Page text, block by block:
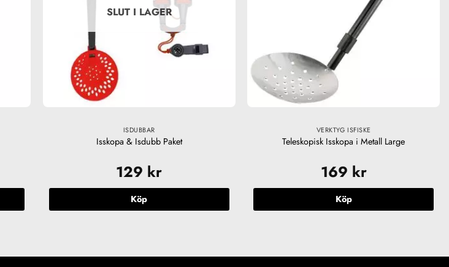
SLUT I LAGER
ISDUBBAR
Isskopa & Isdubb Paket
129 kr
Köp
VERKTYG ISFISKE
Teleskopisk Isskopa i Metall Large
169 kr
Köp